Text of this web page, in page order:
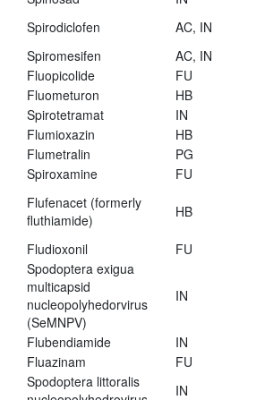
Spirodiclofen
AC, IN
Spiromesifen
AC, IN
Fluopicolide
FU
Fluometuron
HB
Spirotetramat
IN
Flumioxazin
HB
Flumetralin
PG
Spiroxamine
FU
Flufenacet (formerly
fluthiamide)
HB
Fludioxonil
FU
Spodoptera exigua
multicapsid
nucleopolyhedorvirus
(SeMNPV)
IN
Flubendiamide IN
Fluazinam
FU
Spodoptera littoralis
IN